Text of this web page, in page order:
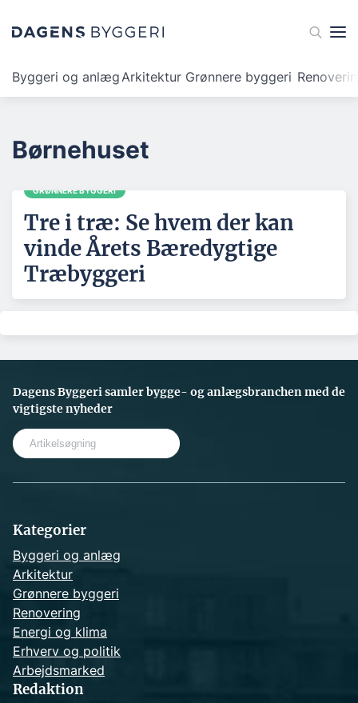
Byggeri og anlægArkitektur Grønnere byggeri
Børnehuset
GRØNNERE BYGGERI
Tre i træ: Se hvem der kan
vinde Årets Bæredygtige
Træbyggeri
Dagens Byggeri samler bygge- og anlægsbranchen med de
vigtigste nyheder
Kategorier
Byggeri og anlæg
Arkitektur
Grønnere byggeri
Renovering
Energi og klima
Erhverv og politik
Arbejdsmarked
Redaktion